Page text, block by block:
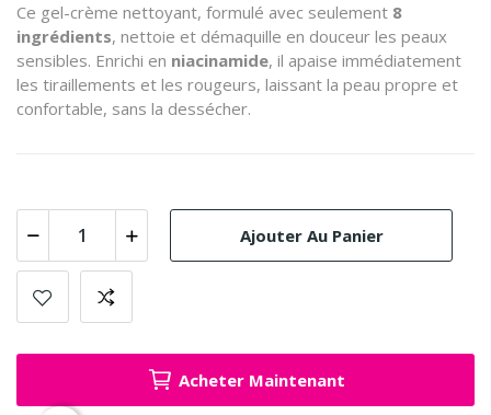
Ce gel-crème nettoyant, formulé avec seulement 8
ingrédients, nettoie et démaquille en douceur les peaux
sensibles. Enrichi en niacinamide, il apaise immédiatement
les tiraillements et les rougeurs, laissant la peau propre et
confortable, sans la dessécher.
Ajouter Au Panier
Acheter Maintenant